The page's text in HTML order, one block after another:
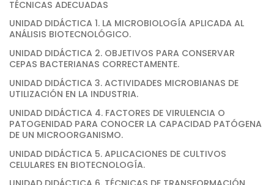
TÉCNICAS ADECUADAS
UNIDAD DIDÁCTICA 1. LA MICROBIOLOGÍA APLICADA AL
ANÁLISIS BIOTECNOLÓGICO.
UNIDAD DIDÁCTICA 2. OBJETIVOS PARA CONSERVAR
CEPAS BACTERIANAS CORRECTAMENTE.
UNIDAD DIDÁCTICA 3. ACTIVIDADES MICROBIANAS DE
UTILIZACIÓN EN LA INDUSTRIA.
UNIDAD DIDÁCTICA 4. FACTORES DE VIRULENCIA O
PATOGENIDAD PARA CONOCER LA CAPACIDAD PATÓGENA
DE UN MICROORGANISMO.
UNIDAD DIDÁCTICA 5. APLICACIONES DE CULTIVOS
CELULARES EN BIOTECNOLOGÍA.